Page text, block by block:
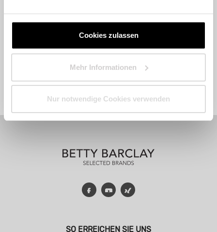
Cookies zulassen
Mehr Informationen
Nur notwendige Cookies verwenden
Fashion Accessoires Parfum
FacebookYouTube
SO ERREICHEN SIE UNS